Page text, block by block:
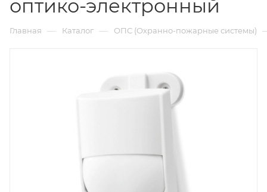
оптико-электронный
Главная — Каталог — ОПС (Охранно-пожарные системы)